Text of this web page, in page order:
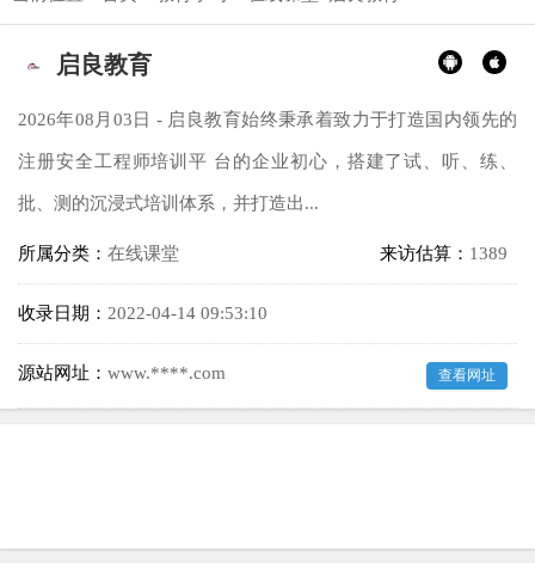
启良教育
2026年08月03日 - 启良教育始终秉承着致力于打造国内领先的
注册安全工程师培训平 台的企业初心，搭建了试、听、练、
批、测的沉浸式培训体系，并打造出...
所属分类： 在线课堂 来访估算： 1389
收录日期： 2022-04-14 09:53:10
源站网址： www.****.com 查看网址